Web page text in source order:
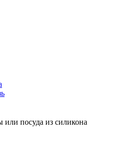
или посуда из силикона